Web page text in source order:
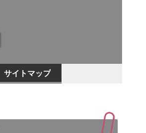
サイトマップ